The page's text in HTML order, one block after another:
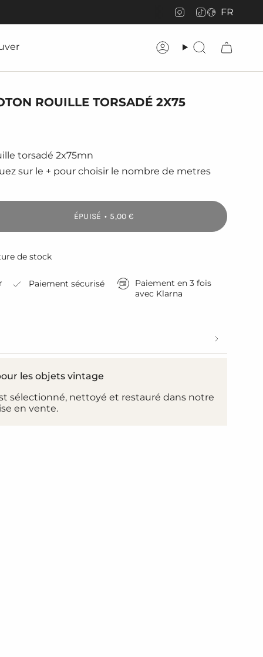
Instagram
TikTok
FR
CompteRecherche
ROUILLE TORSADÉ 2X75
torsadé 2x75mn
sur le + pour choisir le nombre de metres
ÉPUISÉ 5,00 €
de stock
Paiement sécurisé
Paiement en 3 fois
avec Klarna
les objets vintage
sélectionné, nettoyé et restauré dans notre
en vente.